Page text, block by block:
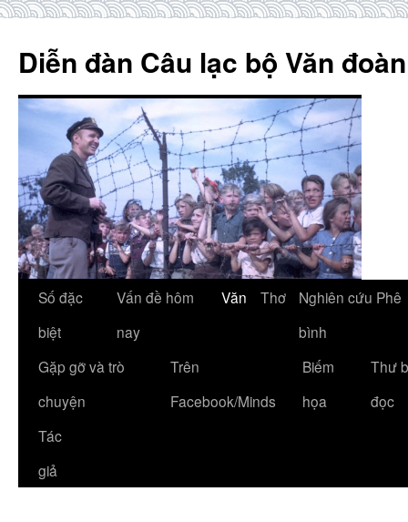
content
Diễn đàn Câu lạc bộ Văn
Số đặc
biệt
Vấn đề hôm
nay
Văn Thơ
Nghiên cứu Phê
bình
Gặp gỡ và trò
chuyện
Trên
Facebook/Minds
Biếm
họa
Thư
đọc
Tác
giả